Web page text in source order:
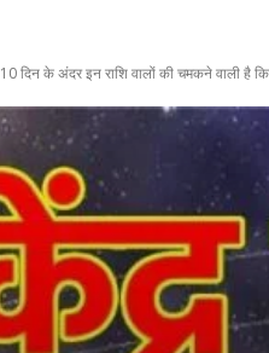
10 दिन के अंदर इन राशि वालों की चमकने वाली है